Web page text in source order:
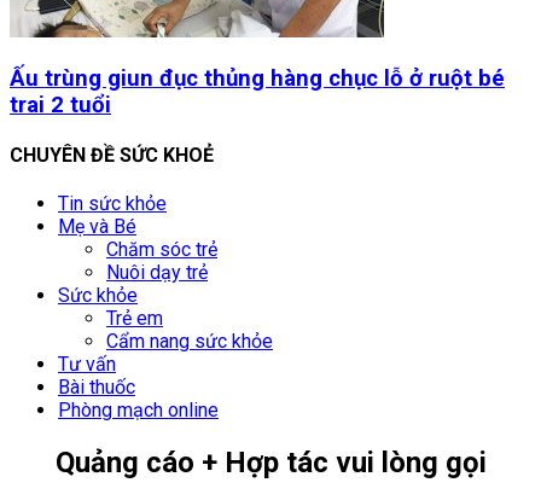
Ấu trùng giun đục thủng hàng chục lỗ ở ruột bé
trai 2 tuổi
CHUYÊN ĐỀ SỨC KHOẺ
Tin sức khỏe
Mẹ và Bé
Chăm sóc trẻ
Nuôi dạy trẻ
Sức khỏe
Trẻ em
Cẩm nang sức khỏe
Tư vấn
Bài thuốc
Phòng mạch online
Quảng cáo + Hợp tác vui lòng gọi